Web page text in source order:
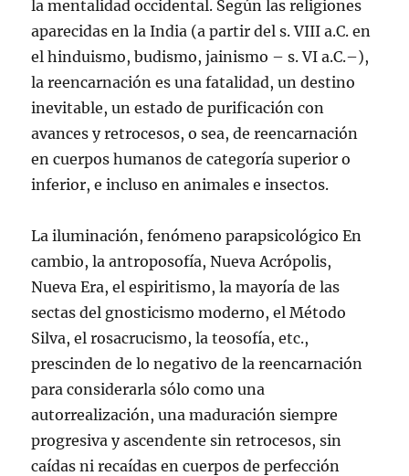
la mentalidad occidental. Según las religiones
aparecidas en la India (a partir del s. VIII a.C. en
el hinduismo, budismo, jainismo – s. VI a.C.–),
la reencarnación es una fatalidad, un destino
inevitable, un estado de purificación con
avances y retrocesos, o sea, de reencarnación
en cuerpos humanos de categoría superior o
inferior, e incluso en animales e insectos.
La iluminación, fenómeno parapsicológico En
cambio, la antroposofía, Nueva Acrópolis,
Nueva Era, el espiritismo, la mayoría de las
sectas del gnosticismo moderno, el Método
Silva, el rosacrucismo, la teosofía, etc.,
prescinden de lo negativo de la reencarnación
para considerarla sólo como una
autorrealización, una maduración siempre
progresiva y ascendente sin retrocesos, sin
caídas ni recaídas en cuerpos de perfección